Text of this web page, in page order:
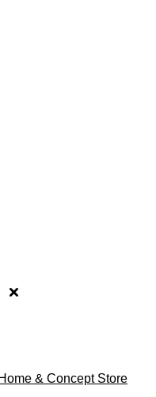
& Concept Store